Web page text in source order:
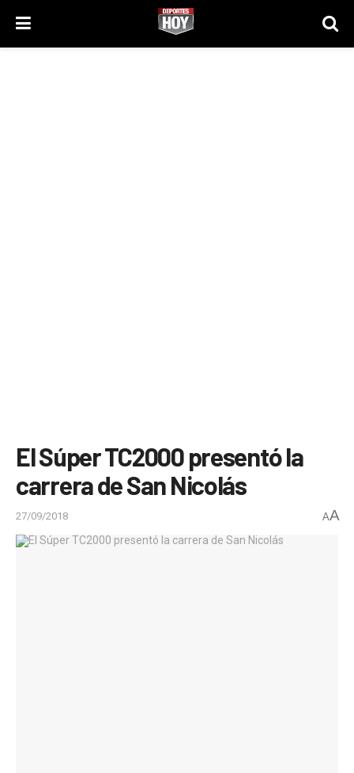
El Súper TC2000 presentó la
carrera de San Nicolás
27/09/2018 AA